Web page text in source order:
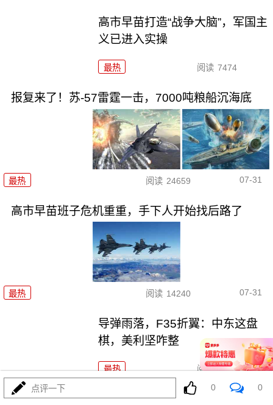
高市早苗打造“战争大脑”，军国主
义已进入实操
最热 阅读 7474
报复来了！苏-57雷霆一击，7000吨粮船沉海底
最热 阅读 24659 07-31
高市早苗班子危机重重，手下人开始找后路了
最热 阅读 14240 07-31
导弹雨落，F35折翼：中东这盘
棋，美利坚咋整
最热 阅读 12231
惊天丑闻！乌军78万件军火人间
点评一下 0 0